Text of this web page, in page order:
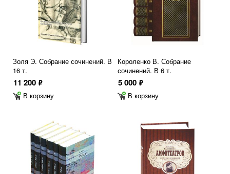
Золя Э. Собрание сочинений. В
16 т.
11 200 ф
В корзину
Короленко В. Собрание
сочинений. В 6 т.
5 000 ф
В корзину